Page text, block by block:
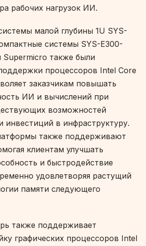
рабочих нагрузок ИИ.
малой глубины 1U SYS-
системы SYS-E300-
Supermicro также были
процессоров Intel Core
заказчикам повышать
ИИ и вычислений при
возможностей
инвестиций в инфраструктуру.
также поддерживают
клиентам улучшать
и быстродействие
удовлетворяя растущий
памяти следующего
также поддерживает
графических процессоров Intel